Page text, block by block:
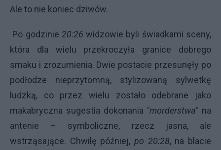
Ale to nie koniec dziwów.
Po godzinie 20:26 widzowie byli świadkami sceny,
która dla wielu przekroczyła granice dobrego
smaku i zrozumienia. Dwie postacie przesunęły po
podłodze nieprzytomną, stylizowaną sylwetkę
ludzką, co przez wielu zostało odebrane jako
makabryczna sugestia dokonania "morderstwa" na
antenie – symboliczne, rzecz jasna, ale
wstrząsające. Chwilę później, po 20:28, na blacie